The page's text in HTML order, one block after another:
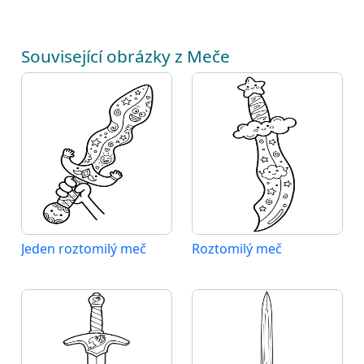
Související obrázky z Meče
Jeden roztomilý meč Roztomilý meč